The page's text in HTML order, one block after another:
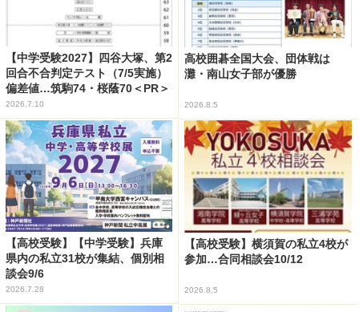
【中学受験2027】四谷大塚、第2
回合不合判定テスト（7/5実施）
偏差値…筑駒74・桜蔭70＜PR＞
2026.7.10
高校囲碁全国大会、団体戦は
灘・南山女子部が優勝
2026.8.5
【高校受験】【中学受験】兵庫
県内の私立31校が集結、個別相
談会9/6
2026.7.28
【高校受験】横須賀の私立4校が
参加…合同相談会10/12
2026.8.5